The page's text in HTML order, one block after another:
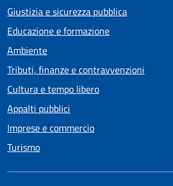
Giustizia e sicurezza pubblica
Educazione e formazione
Ambiente
Tributi, finanze e contravvenzioni
Cultura e tempo libero
Appalti pubblici
Imprese e commercio
Turismo